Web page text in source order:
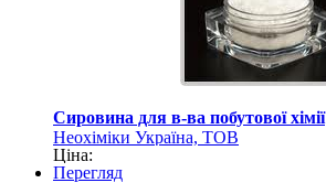
Сировина для в-ва побутової хімії
Неохіміки Україна, ТОВ
Ціна:
Перегляд